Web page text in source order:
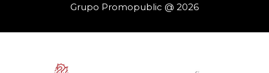
Grupo Promopublic @ 2026